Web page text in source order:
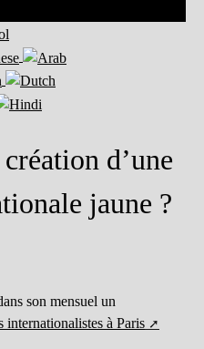
d’une
jaune ?
son mensuel un
à Paris